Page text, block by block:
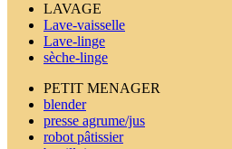
LAVAGE
Lave-vaisselle
Lave-linge
sèche-linge
PETIT MENAGER
blender
presse agrume/jus
robot pâtissier